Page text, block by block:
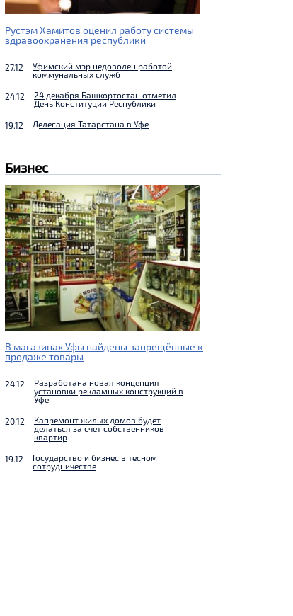
Рустэм Хамитов оценил работу системы
здравоохранения республики
27.12
Уфимский мэр недоволен работой
коммунальных служб
24.12
24 декабря Башкортостан отметил
День Конституции Республики
19.12 Делегация Татарстана в Уфе
Бизнес
В магазинах Уфы найдены запрещённые к
продаже товары
24.12
Разработана новая концепция
установки рекламных конструкций в
Уфе
20.12
Капремонт жилых домов будет
делаться за счет собственников
квартир
19.12
Государство и бизнес в тесном
сотрудничестве